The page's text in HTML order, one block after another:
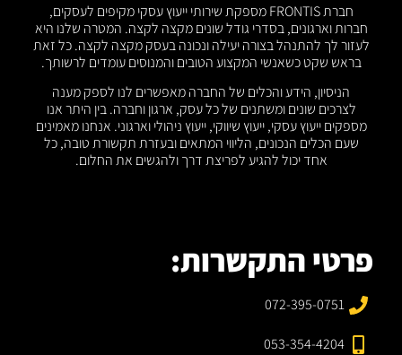
חברת FRONTIS מספקת שירותי ייעוץ עסקי מקיפים לעסקים,
חברות וארגונים, בסדרי גודל שונים מקצה לקצה. המטרה שלנו היא
לעזור לך להתנהל בצורה יעילה ונכונה בעסק מקצה לקצה. כל זאת
בראש שקט כשאנשי המקצוע הטובים והמנוסים עומדים לרשותך.
הניסיון, הידע והכלים של החברה מאפשרים לנו לספק מענה
לצרכים שונים ומשתנים של כל עסק, ארגון וחברה. בין היתר אנו
מספקים ייעוץ עסקי, ייעוץ שיווקי, ייעוץ ניהולי וארגוני. אנחנו מאמינים
שעם הכלים הנכונים, הליווי המתאים ובעזרת תקשורת טובה, כל
אחד יכול להגיע לפריצת דרך ולהגשים את החלום.
פרטי התקשרות:
072-395-0751
053-354-4204